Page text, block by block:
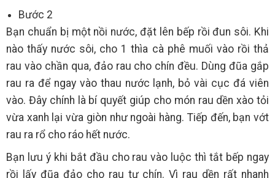
Bước 2
Bạn chuẩn bị một nồi nước, đặt lên bếp rồi đun sôi. Khi
nào thấy nước sôi, cho 1 thìa cà phê muối vào rồi thả
rau vào chần qua, đảo rau cho chín đều. Dùng đũa gắp
rau ra để ngay vào thau nước lạnh, bỏ vài cục đá viên
vào. Đây chính là bí quyết giúp cho món rau dền xào tỏi
vừa xanh lại vừa giòn như ngoài hàng. Tiếp đến, bạn vớt
rau ra rổ cho ráo hết nước.
Bạn lưu ý khi bắt đầu cho rau vào luộc thì tắt bếp ngay
rồi lấy đũa đảo cho rau tự chín. Vì rau dền rất nhanh